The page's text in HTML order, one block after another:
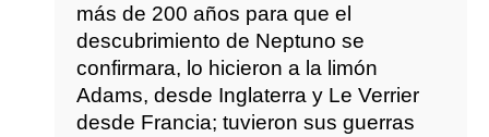
más de 200 años para que el
descubrimiento de Neptuno se
confirmara, lo hicieron a la limón
Adams, desde Inglaterra y Le Verrier
desde Francia; tuvieron sus guerras